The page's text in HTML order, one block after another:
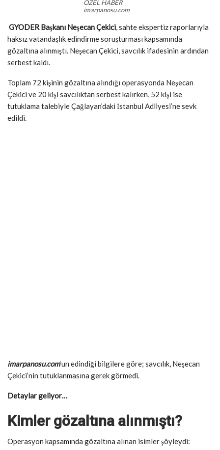
ÖZEL HABER
imarpanosu.com
GYODER Başkanı Neşecan Çekici, sahte ekspertiz raporlarıyla
haksız vatandaşlık edindirme soruşturması kapsamında
gözaltına alınmıştı. Neşecan Çekici, savcılık ifadesinin ardından
serbest kaldı.
Toplam 72 kişinin gözaltına alındığı operasyonda Neşecan
Çekici ve 20 kişi savcılıktan serbest kalırken, 52 kişi ise
tutuklama talebiyle Çağlayan’daki İstanbul Adliyesi’ne sevk
edildi.
imarpanosu.com‘un edindiği bilgilere göre; savcılık, Neşecan
Çekici’nin tutuklanmasına gerek görmedi.
Detaylar geliyor…
Kimler gözaltına alınmıştı?
Operasyon kapsamında gözaltına alınan isimler şöyleydi: